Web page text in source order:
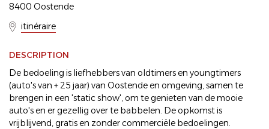
8400 Oostende
itinéraire
DESCRIPTION
De bedoeling is liefhebbers van oldtimers en youngtimers
(auto's van + 25 jaar) van Oostende en omgeving, samen te
brengen in een 'static show', om te genieten van de mooie
auto's en er gezellig over te babbelen. De opkomst is
vrijblijvend, gratis en zonder commerciële bedoelingen.